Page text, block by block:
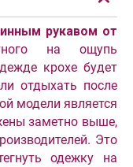
рукавом от
на ощупь
крохе будет
отдыхать после
модели является
заметно выше,
Это
одежку на